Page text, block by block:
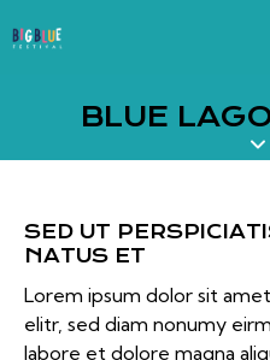
BLUE
SED UT
NATUS ET
Lorem ipsum dolor sit
elitr, sed diam nonumy
labore et dolore magna